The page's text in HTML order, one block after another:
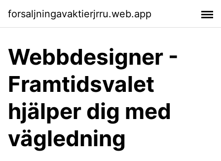
forsaljningavaktierjrru.web.app
Webbdesigner -
Framtidsvalet
hjälper dig med
vägledning